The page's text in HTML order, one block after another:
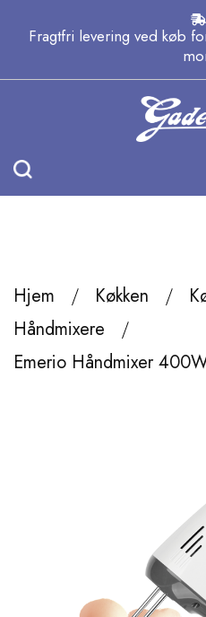
Fragtfri levering ved køb
Hjem Køkken
Håndmixere
Emerio Håndmixer